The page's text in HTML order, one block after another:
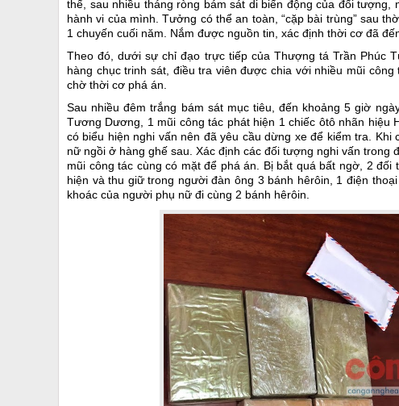
thế, sau nhiều tháng ròng bám sát di biến động của đối
hành vi của mình. Tưởng có thể an toàn, “cặp bài trùng” sau
1 chuyến cuối năm. Nắm được nguồn tin, xác định thời cơ đã
Theo đó, dưới sự chỉ đạo trực tiếp của Thượng tá Trần Phúc
hàng chục trinh sát, điều tra viên được chia với nhiều mũi
chờ thời cơ phá án.
Sau nhiều đêm trắng bám sát mục tiêu, đến khoảng 5 giờ
Tương Dương, 1 mũi công tác phát hiện 1 chiếc ôtô nhãn hiệu
có biểu hiện nghi vấn nên đã yêu cầu dừng xe để kiểm tra.
nữ ngồi ở hàng ghế sau. Xác định các đối tượng nghi vấn
mũi công tác cùng có mặt để phá án. Bị bắt quá bất ngờ, 2
hiện và thu giữ trong người đàn ông 3 bánh hêrôin, 1 điện
khoác của người phụ nữ đi cùng 2 bánh hêrôin.